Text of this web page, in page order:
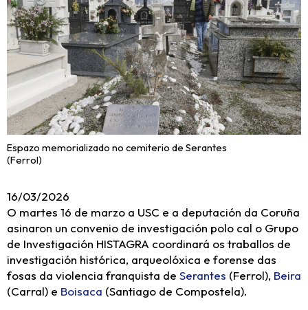
Espazo memorializado no cemiterio de Serantes
(Ferrol)
16/03/2026
O martes 16 de marzo a USC e a deputación da Coruña
asinaron un convenio de investigación polo cal o Grupo
de Investigación HISTAGRA coordinará os traballos de
investigación histórica, arqueolóxica e forense das
fosas da violencia franquista de Serantes (Ferrol), Beira
(Carral) e Boisaca (Santiago de Compostela).